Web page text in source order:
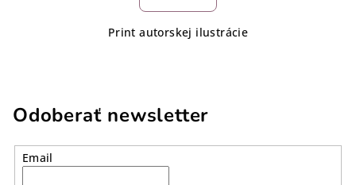
Print autorskej ilustrácie
Odoberať newsletter
Email